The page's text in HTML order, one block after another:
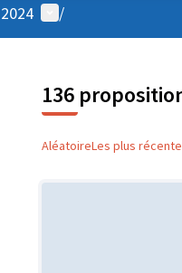
Menu utilisateur
/
136
AléatoireLes plus